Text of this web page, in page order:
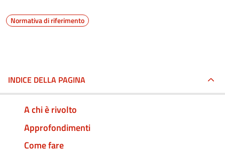
Normativa di riferimento
INDICE DELLA PAGINA
A chi è rivolto
Approfondimenti
Come fare